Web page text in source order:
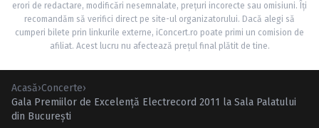
erori de redactare, modificări nesemnalate, prețuri incorecte sau omisiuni. Îți
recomandăm să verifici direct pe site-ul organizatorului. Dacă alegi să
cumperi bilete prin linkurile externe, iConcert.ro poate primi un comision de
afiliat. Acest lucru nu afectează prețul final plătit de tine.
Acasă›Concerte›
Gala Premiilor de Excelenţă Electrecord 2011 la Sala Palatului
din Bucureşti